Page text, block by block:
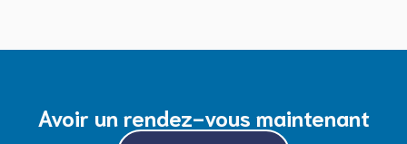
Avoir un rendez-vous maintenant